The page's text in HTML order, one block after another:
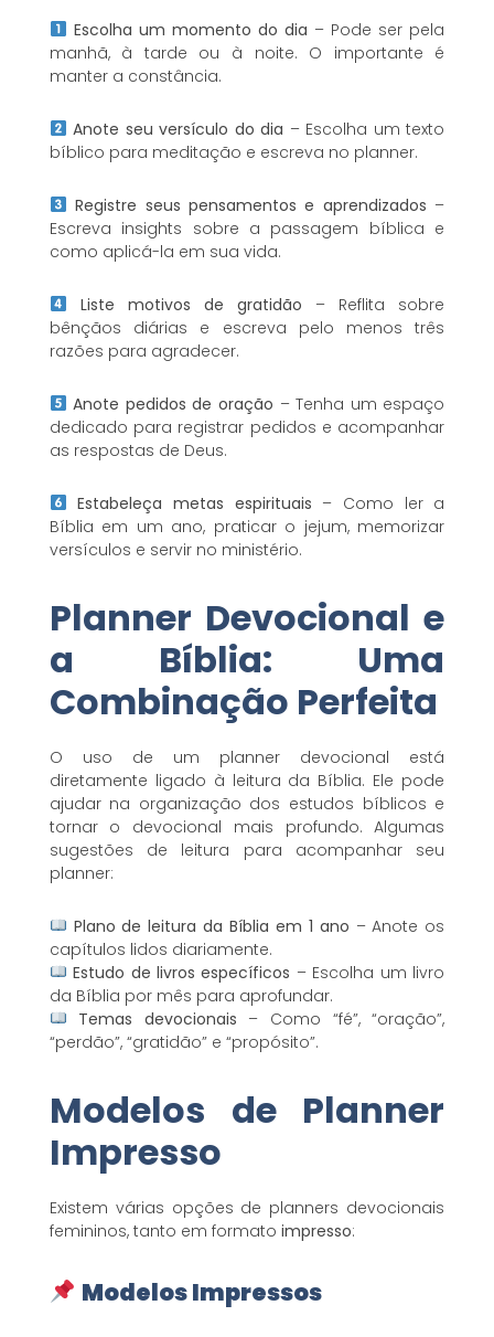
Escolha um momento do dia – Pode ser pela
manhã, à tarde ou à noite. O importante é
manter a constância.
Anote seu versículo do dia – Escolha um texto
bíblico para meditação e escreva no planner.
Registre seus pensamentos e aprendizados –
Escreva insights sobre a passagem bíblica e
como aplicá-la em sua vida.
Liste motivos de gratidão – Reflita sobre
bênçãos diárias e escreva pelo menos três
razões para agradecer.
Anote pedidos de oração – Tenha um espaço
dedicado para registrar pedidos e acompanhar
as respostas de Deus.
Estabeleça metas espirituais – Como ler a
Bíblia em um ano, praticar o jejum, memorizar
versículos e servir no ministério.
Planner Devocional e
a Bíblia: Uma
Combinação Perfeita
O uso de um planner devocional está
diretamente ligado à leitura da Bíblia. Ele pode
ajudar na organização dos estudos bíblicos e
tornar o devocional mais profundo. Algumas
sugestões de leitura para acompanhar seu
planner:
Plano de leitura da Bíblia em 1 ano – Anote os
capítulos lidos diariamente.
Estudo de livros específicos – Escolha um livro
da Bíblia por mês para aprofundar.
Temas devocionais – Como “fé”, “oração”,
“perdão”, “gratidão” e “propósito”.
Modelos de Planner
Impresso
Existem várias opções de planners devocionais
femininos, tanto em formato impresso:
Modelos Impressos